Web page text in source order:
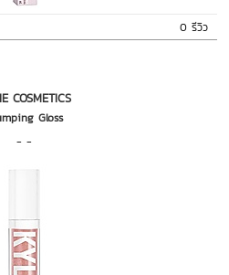
0 รีวิว
COSMETICS
Gloss
- -